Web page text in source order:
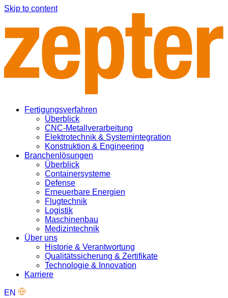
Skip to content
Fertigungsverfahren
Überblick
CNC-Metallverarbeitung
Elektrotechnik & Systemintegration
Konstruktion & Engineering
Branchenlösungen
Überblick
Containersysteme
Defense
Erneuerbare Energien
Flugtechnik
Logistik
Maschinenbau
Medizintechnik
Über uns
Historie & Verantwortung
Qualitätssicherung & Zertifikate
Technologie & Innovation
Karriere
EN